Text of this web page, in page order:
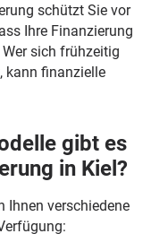
schützt Sie vor
Ihre Finanzierung
sich frühzeitig
kann finanzielle
gibt es
in Kiel?
Ihnen verschiedene